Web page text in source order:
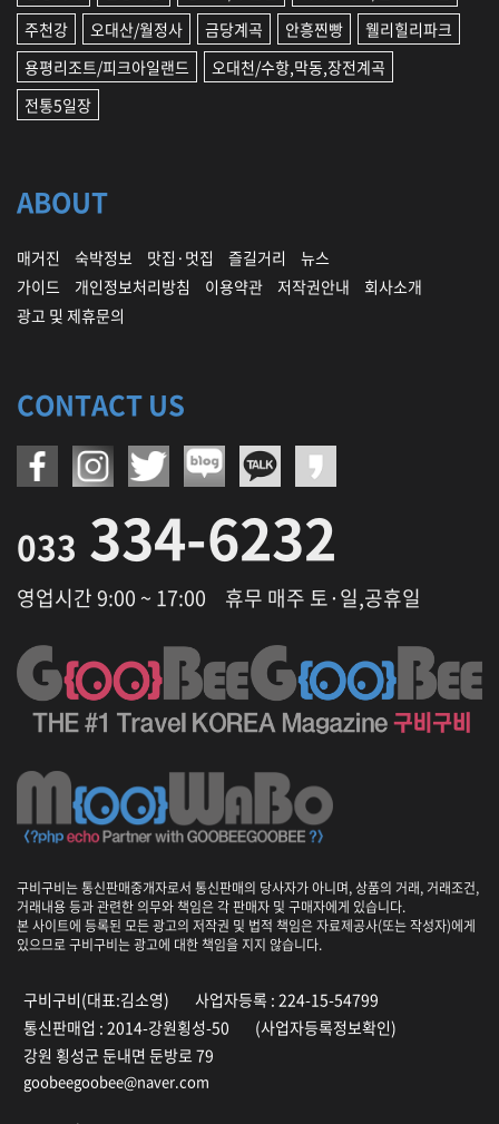
주천강
오대산/월정사 금당계곡 안흥찐빵
웰리힐리파크
용평리조트/피크아일랜드
오대천/수항,막동,장전계곡
전통5일장
ABOUT
매거진 숙박정보 맛집·멋집 즐길거리
뉴스
가이드
개인정보처리방침 이용약관 저작권안내
회사소개
광고 및 제휴문의
CONTACT US
033 334-6232
영업시간 9:00 ~ 17:00 휴무 매주 토·일,공휴일
구비구비는 통신판매중개자로서 통신판매의 당사자가 아니며, 상품의 거래, 거래조건,
거래내용 등과 관련한 의무와 책임은 각 판매자 및 구매자에게 있습니다.
본 사이트에 등록된 모든 광고의 저작권 및 법적 책임은 자료제공사(또는 작성자)에게
있으므로 구비구비는 광고에 대한 책임을 지지 않습니다.
구비구비(대표:김소영)
사업자등록 : 224-15-54799
통신판매업 : 2014-강원횡성-50
(사업자등록정보확인)
강원 횡성군 둔내면 둔방로 79
goobeegoobee@naver.com